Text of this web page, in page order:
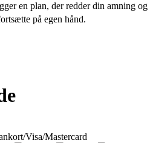
en plan, der redder din amning og
på egen hånd.
Visa/Mastercard